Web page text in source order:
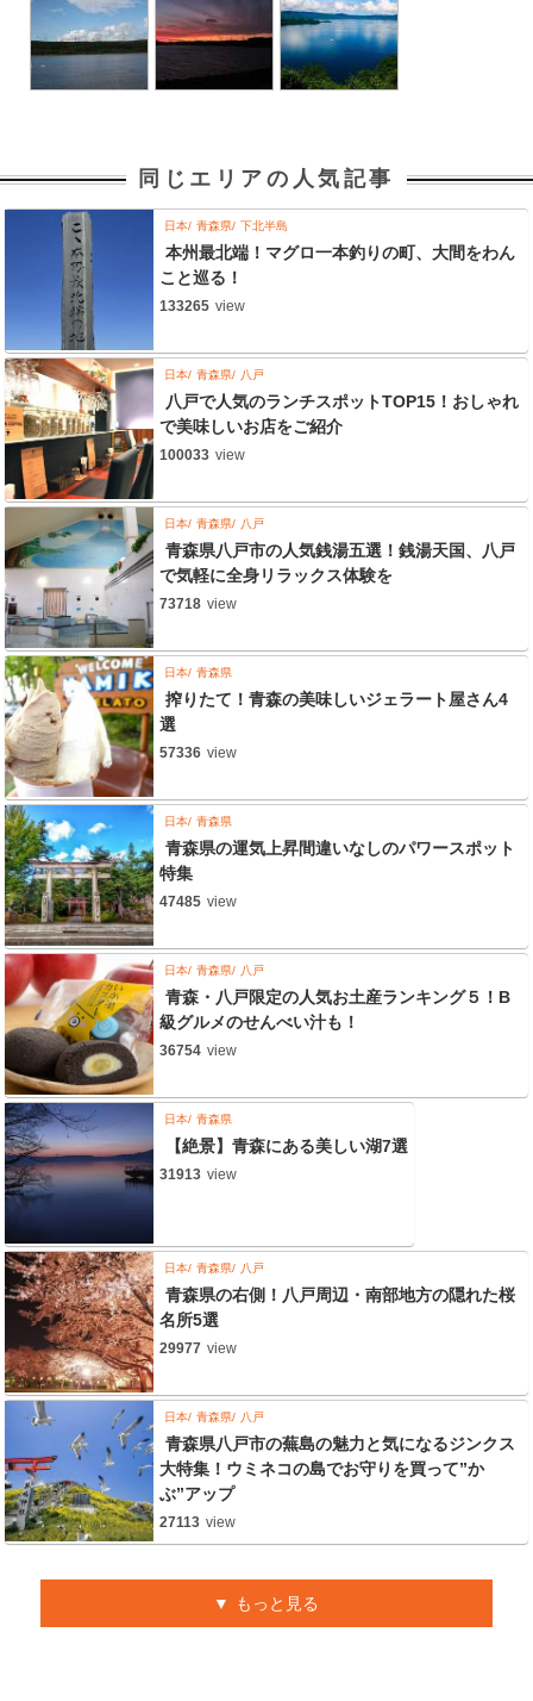
同じエリアの人気記事
日本 青森県 下北半島
本州最北端！マグロ一本釣りの町、大間をわん
こと巡る！
133265 view
日本 青森県 八戸
八戸で人気のランチスポットTOP15！おしゃれ
で美味しいお店をご紹介
100033 view
日本 青森県 八戸
青森県八戸市の人気銭湯五選！銭湯天国、八戸
で気軽に全身リラックス体験を
73718 view
日本 青森県
搾りたて！青森の美味しいジェラート屋さん4
選
57336 view
日本 青森県
青森県の運気上昇間違いなしのパワースポット
特集
47485 view
日本 青森県 八戸
青森・八戸限定の人気お土産ランキング５！B
級グルメのせんべい汁も！
36754 view
日本 青森県
【絶景】青森にある美しい湖7選
31913 view
日本 青森県 八戸
青森県の右側！八戸周辺・南部地方の隠れた桜
名所5選
29977 view
日本 青森県 八戸
青森県八戸市の蕪島の魅力と気になるジンクス
大特集！ウミネコの島でお守りを買って”か
ぶ”アップ
27113 view
もっと見る